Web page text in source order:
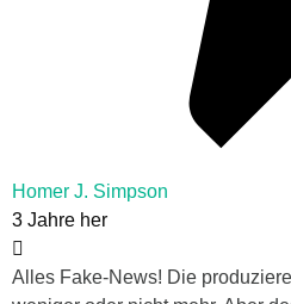
Homer J. Simpson
3 Jahre her
Alles Fake-News! Die